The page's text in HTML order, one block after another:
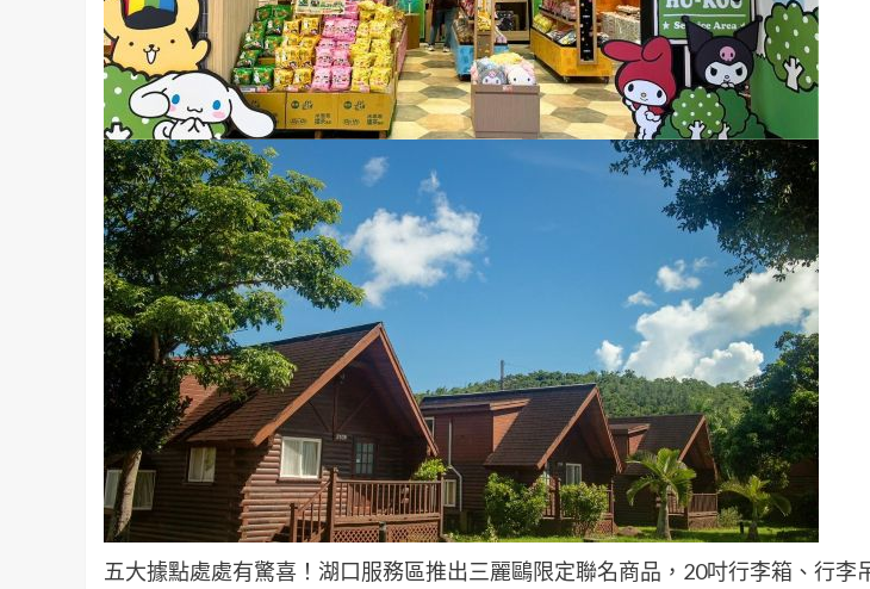
五大據點處處有驚喜！湖口服務區推出三麗鷗限定聯名商品，20吋行李箱、行李